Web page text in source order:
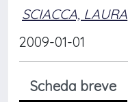
SCIACCA, LAURA
2009-01-01
Scheda breve